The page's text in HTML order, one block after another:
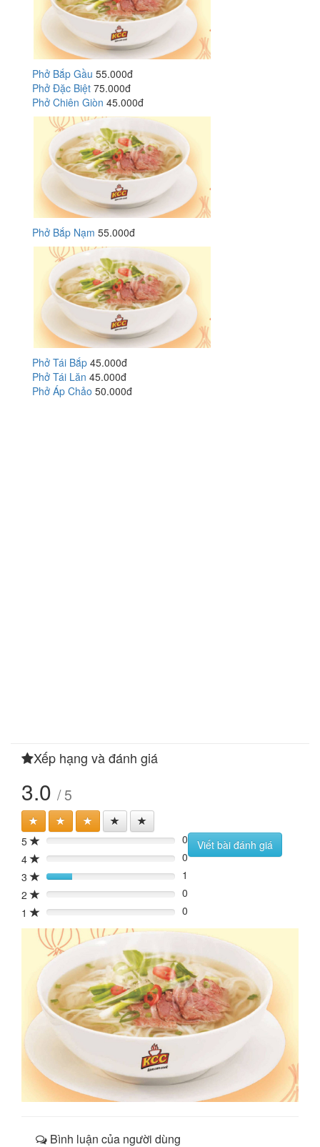
Phở Bắp Gầu 55.000đ
Phở Đặc Biệt 75.000đ
Phở Chiên Giòn 45.000đ
Phở Bắp Nạm 55.000đ
Phở Tái Bắp 45.000đ
Phở Tái Lăn 45.000đ
Phở Áp Chảo 50.000đ
Xếp hạng và đánh giá
3.0 / 5
5 0%
0
4
0%
0
3
20%
1
2
0%
0
1
0% 0
Viết bài đánh giá
Bình luận của người dùng